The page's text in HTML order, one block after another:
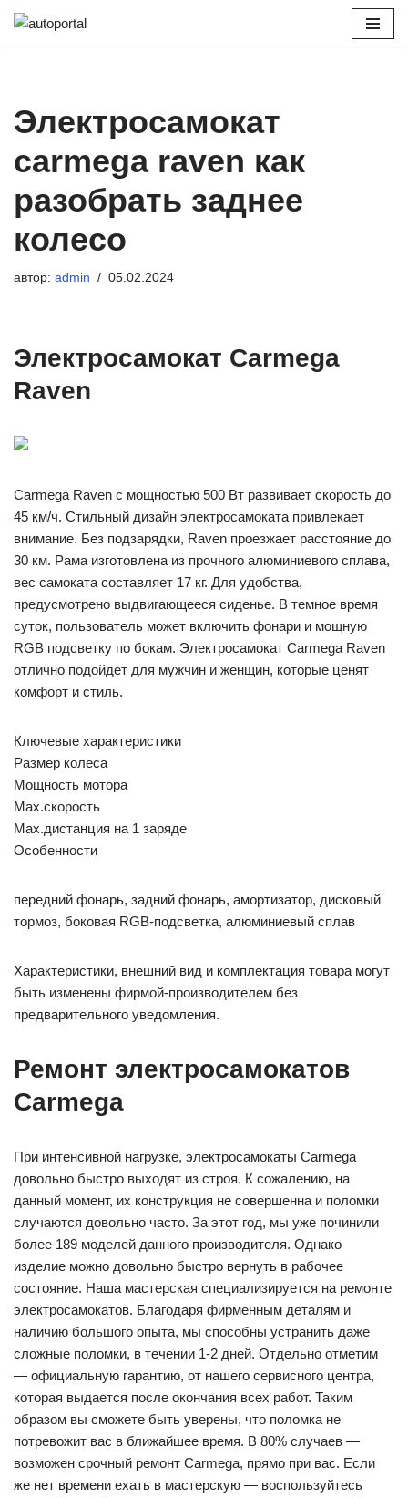
Электросамокат
carmega raven как
разобрать заднее
колесо
автор: admin 05.02.2024
Электросамокат Carmega
Raven
Carmega Raven с мощностью 500 Вт развивает скорость до
45 км/ч. Стильный дизайн электросамоката привлекает
внимание. Без подзарядки, Raven проезжает расстояние до
30 км. Рама изготовлена из прочного алюминиевого сплава,
вес самоката составляет 17 кг. Для удобства,
предусмотрено выдвигающееся сиденье. В темное время
суток, пользователь может включить фонари и мощную
RGB подсветку по бокам. Электросамокат Carmega Raven
отлично подойдет для мужчин и женщин, которые ценят
комфорт и стиль.
Ключевые характеристики
Размер колеса
Мощность мотора
Max.скорость
Max.дистанция на 1 заряде
Особенности
передний фонарь, задний фонарь, амортизатор, дисковый
тормоз, боковая RGB-подсветка, алюминиевый сплав
Характеристики, внешний вид и комплектация товара могут
быть изменены фирмой-производителем без
предварительного уведомления.
Ремонт электросамокатов
Carmega
При интенсивной нагрузке, электросамокаты Carmega
довольно быстро выходят из строя. К сожалению, на
данный момент, их конструкция не совершенна и поломки
случаются довольно часто. За этот год, мы уже починили
более 189 моделей данного производителя. Однако
изделие можно довольно быстро вернуть в рабочее
состояние. Наша мастерская специализируется на ремонте
электросамокатов. Благодаря фирменным деталям и
наличию большого опыта, мы способны устранить даже
сложные поломки, в течении 1-2 дней. Отдельно отметим
— официальную гарантию, от нашего сервисного центра,
которая выдается после окончания всех работ. Таким
образом вы сможете быть уверены, что поломка не
потревожит вас в ближайшее время. В 80% случаев —
возможен срочный ремонт Carmega, прямо при вас. Если
же нет времени ехать в мастерскую — воспользуйтесь